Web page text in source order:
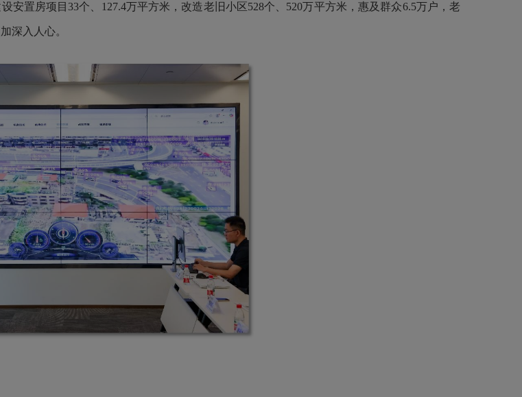
安置房项目33个、127.4万平方米，改造老旧小区528个、520万平方米，惠及群众6.5万户，老
深入人心。